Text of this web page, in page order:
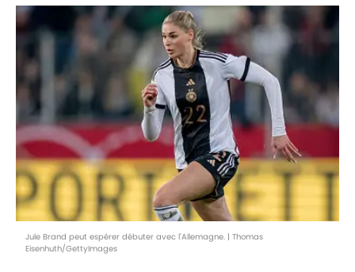
Jule Brand peut espérer débuter avec l'Allemagne. | Thomas
Eisenhuth/GettyImages